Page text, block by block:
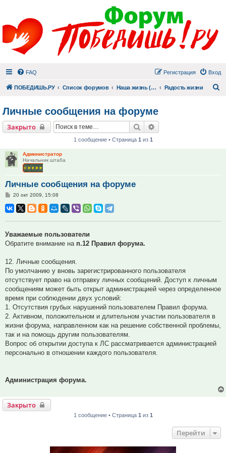
FAQ Вход
Регистрация
ПОБЕДИШЬ.РУ Список форумов Наша жизнь (не всё же о суициде!) Радость жизни
Личные сообщения на форуме
Закрыто Поиск
1 сообщение • Страница 1 из 1
Администратор
Начальник штаба
Личные сообщения на форуме
Сообщение
20 окт 2009, 15:08
Уважаемые пользователи
Обратите внимание на п.12 Правил форума.
12. Личные сообщения.
По умолчанию у вновь зарегистрированного пользователя
отсутствует право на отправку личных сообщений. Доступ к личным
сообщениям может быть открыт администрацией через определенное
время при соблюдении двух условий:
1. Отсутствия грубых нарушений пользователем Правил форума.
2. Активном, положительном и длительном участии пользователя в
жизни форума, направленном как на решение собственной проблемы,
так и на помощь другим пользователям.
Вопрос об открытии доступа к ЛС рассматривается администрацией
персонально в отношении каждого пользователя.
Администрация форума.
Закрыто
1 сообщение • Страница 1из 1
Перейти